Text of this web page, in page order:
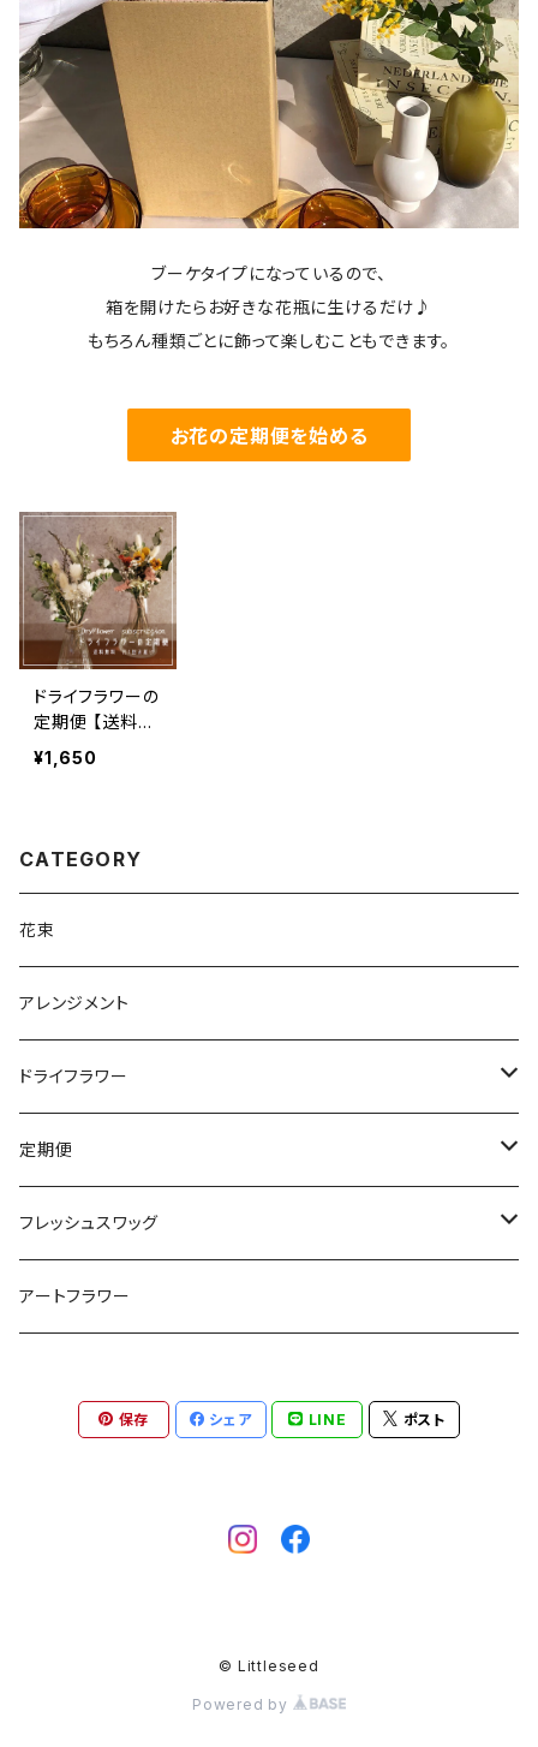
ブーケタイプになっているので、
箱を開けたらお好きな花瓶に生けるだけ♪
もちろん種類ごとに飾って楽しむこともできます。
お花の定期便を始める
ドライフラワーの
定期便 【送料無
料】
¥1,650
CATEGORY
花束
アレンジメント
ドライフラワー
ウェディングブーケ・ブートニア
ヘアード/髪飾り
スワッグ
定期便
ドライフラワーの定期便
お花の定期便
2週間に1回お届け
フレッシュスワッグ
ミモザのフレッシュスワッグ
アートフラワー
保存 シェア LINE ポスト
© Littleseed
Powered by